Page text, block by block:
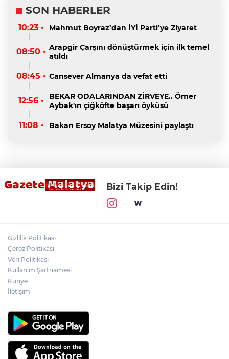
SON HABERLER
10:23 • Mahmut Boyraz’dan İYİ Parti’ye Ziyaret
08:50 • Arapgir Çarşını dönüştürmek için ilk temel
atıldı
08:45 • Cansever Almanya da vefat etti
12:56 •
BEKAR ODALARINDAN ZİRVEYE.. Ömer
Aybak'ın çiğköfte başarı öyküsü
11:08 • Bakan Ersoy Malatya Müzesini paylaştı
Bizi Takip Edin!
Gizlilik Politikası
Çerez Politikası
Veri Politikası
Kullanım Şartnamesi
Künye
İletişim